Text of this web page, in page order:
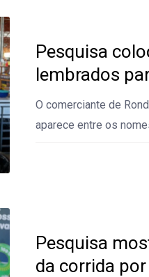
Pesquisa
lembrados
O comerciante de
aparece entre os
Pesquisa
da corrida